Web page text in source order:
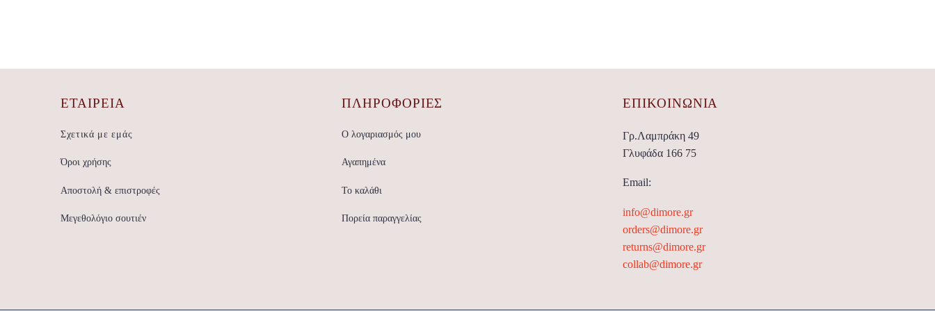
ΕΤΑΙΡΕΊΑ
Σχετικά με εμάς
Όροι χρήσης
Αποστολή & επιστροφές
Μεγεθολόγιο σουτιέν
ΠΛΗΡΟΦΟΡΙΕΣ
Ο λογαριασμός μου
Αγαπημένα
Το καλάθι
Πορεία παραγγελίας
ΕΠΙΚΟΙΝΩΝΊΑ
Γρ.Λαμπράκη 49
Γλυφάδα 166 75
Email:
info@dimore.gr
orders@dimore.gr
returns@dimore.gr
collab@dimore.gr